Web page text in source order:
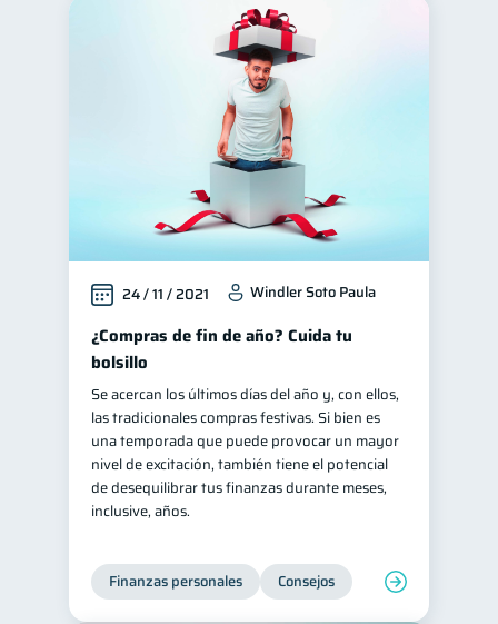
24 / 11 / 2021 Windler Soto Paula
¿Compras de fin de año? Cuida tu
bolsillo
Se acercan los últimos días del año y, con ellos,
las tradicionales compras festivas. Si bien es
una temporada que puede provocar un mayor
nivel de excitación, también tiene el potencial
de desequilibrar tus finanzas durante meses,
inclusive, años.
Finanzas personales Consejos